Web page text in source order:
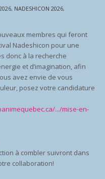
, NADESHICON 2026,
membres qui feront
Nadeshicon pour une
donc à la recherche
et d’imagination, afin
avez envie de vous
posez votre candidature
.../mise-en-
à combler suivront dans
collaboration!